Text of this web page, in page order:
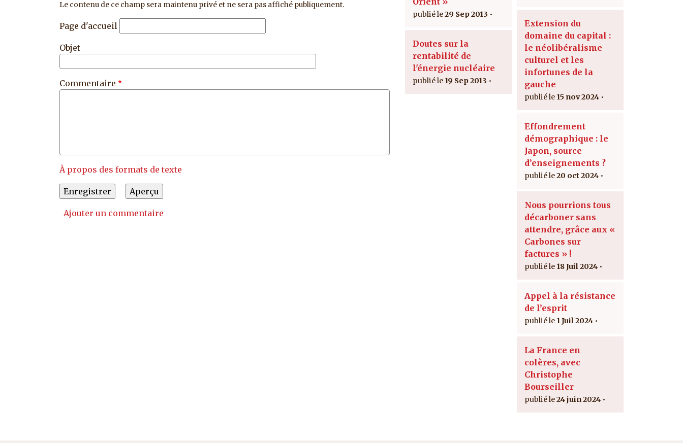
Le contenu de ce champ sera maintenu privé et ne sera pas affiché publiquement.
Page d'accueil
Objet
Commentaire
À propos des formats de texte
Ajouter un commentaire
29 Sep 2013
Doutes sur la
rentabilité de
l'énergie nucléaire
19 Sep 2013
Extension du
domaine du capital :
le néolibéralisme
culturel et les
infortunes de la
gauche
15 nov 2024
Effondrement
démographique : le
Japon, source
d’enseignements ?
20 oct 2024
Nous pourrions tous
décarboner sans
attendre, grâce aux «
Carbones sur
factures » !
18 Juil 2024
Appel à la résistance
de l’esprit
1 Juil 2024
La France en
colères, avec
Christophe
Bourseiller
24 juin 2024